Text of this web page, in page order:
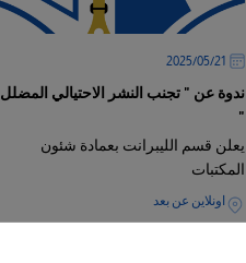
21‏/05‏/2025
ندوة عن " تجنب النشر الاحتيالي المضلل
"
يعلن قسم الليبرانت بعمادة شئون
المكتبات
اونلاين عن بعد